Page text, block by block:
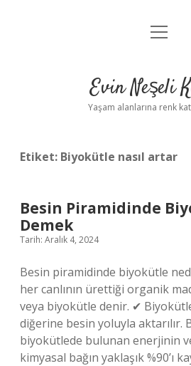
Anasayfa
Yasal Uyarı
menüyü
Evin Neşeli
Yaşam alanlarına renk
Etiket: Biyokütle nasıl artar
Besin Piramidinde
Demek
Tarih: Aralık 4, 2024
Besin piramidinde biyokütle
her canlının ürettiği organik
veya biyokütle denir. ✔
diğerine besin yoluyla aktarılır.
biyokütlede bulunan enerjinin
kimyasal bağın yaklaşık %90’ı